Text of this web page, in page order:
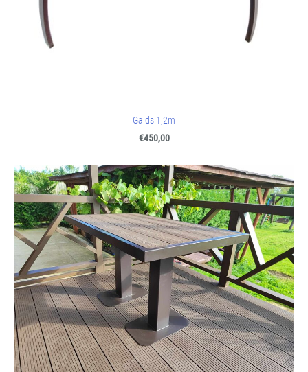
Galds 1,2m
€450,00